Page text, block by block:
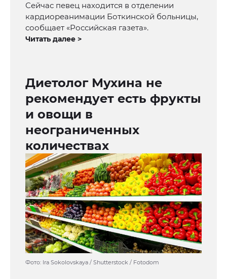
Сейчас певец находится в отделении
кардиореанимации Боткинской больницы,
сообщает «Российская газета».
Читать далее >
Диетолог Мухина не
рекомендует есть фрукты
и овощи в
неограниченных
количествах
Фото: Ira Sokolovskaya / Shutterstock / Fotodom